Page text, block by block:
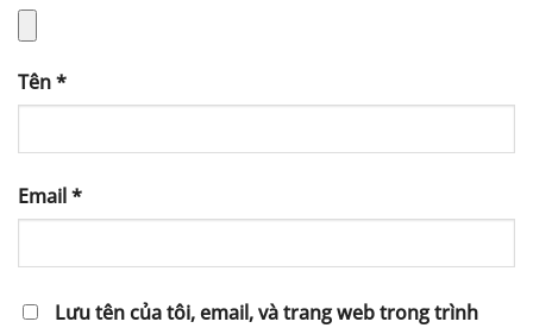
Tên*
Email*
Lưu tên của tôi, email, và trang web trong trình